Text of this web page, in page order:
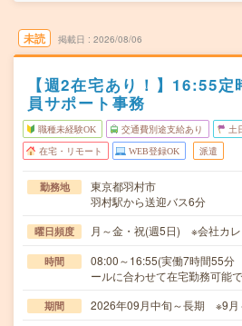
未読 掲載日 2026/08/06
【週2在宅あり！】16:55
員サポート事務
職種未経験OK 交通費別途支給あり 土
在宅・リモート WEB登録OK 派遣
勤務地
東京都羽村市
羽村駅から送迎バス6分
曜日頻度 月～金・祝(週5日) ※会社カ
時間
08:00～16:55(実働7時間55分
ールに合わせて在宅勤務可能
期間 2026年09月中旬～長期 ※9月